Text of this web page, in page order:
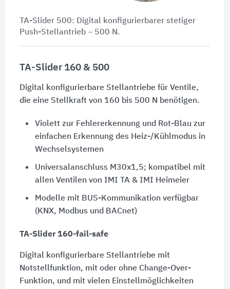
TA-Slider 500: Digital konfigurierbarer stetiger
Push-Stellantrieb – 500 N.
TA-Slider 160 & 500
Digital konfigurierbare Stellantriebe für Ventile,
die eine Stellkraft von 160 bis 500 N benötigen.
Violett zur Fehlererkennung und Rot-Blau zur
einfachen Erkennung des Heiz-/Kühlmodus in
Wechselsystemen
Universalanschluss M30x1,5; kompatibel mit
allen Ventilen von IMI TA & IMI Heimeier
Modelle mit BUS-Kommunikation verfügbar
(KNX, Modbus und BACnet)
TA-Slider 160-fail-safe
Digital konfigurierbare Stellantriebe mit
Notstellfunktion, mit oder ohne Change-Over-
Funktion, und mit vielen Einstellmöglichkeiten